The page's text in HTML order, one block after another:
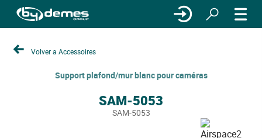
Volver a Accessoires
Support plafond/mur blanc pour caméras
SAM-5053
SAM-5053